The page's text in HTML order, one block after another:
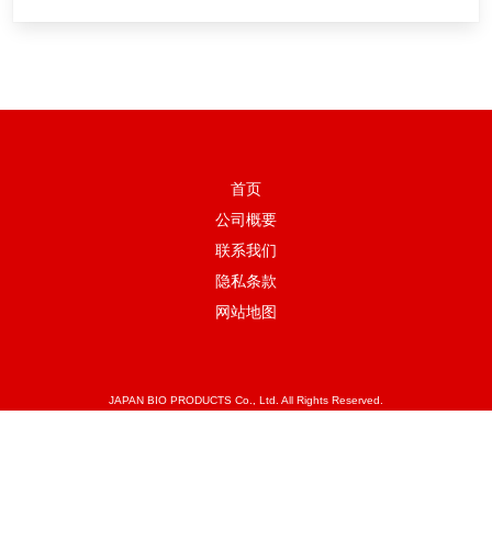
首页
公司概要
联系我们
隐私条款
网站地图
JAPAN BIO PRODUCTS Co., Ltd. All Rights Reserved.